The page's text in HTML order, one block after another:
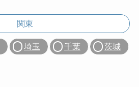
関東
埼玉 千葉 茨城